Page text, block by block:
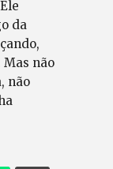
da
Mas não
não